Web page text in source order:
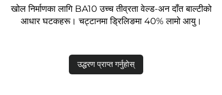
खोल निर्माणका लागि BA10 उच्च तीव्रता वेल्ड-अन दाँत बाल्टीको
आधार घटकहरू। चट्टानमा ड्रिलिङमा 40% लामो आयु।
उद्धरण प्राप्त गर्नुहोस्